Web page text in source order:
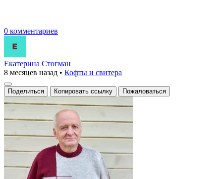
0 комментариев
Екатерина Стогман
8 месяцев назад • Кофты и свитера
Поделиться Копировать ссылку Пожаловаться